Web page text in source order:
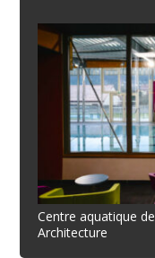
Centre aquatique
Architecture